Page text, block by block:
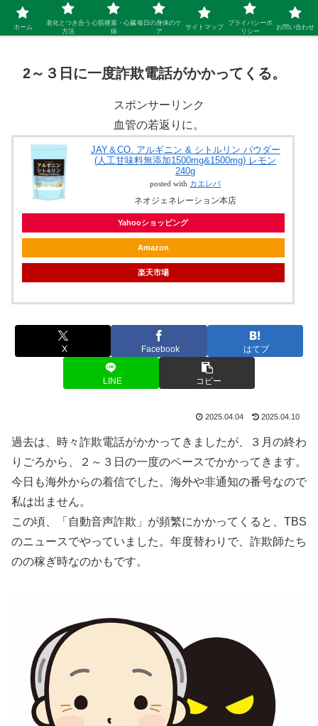
シニア 新しい人生を開拓するブログ
2～３日に一度詐欺電話がかかってくる。
スポンサーリンク
血管の若返りに。
JAY＆CO. アルギニン & シトルリン パウダー
(人工甘味料無添加1500mg&1500mg) レモン
240g
posted with カエレバ
ネオジェネレーション本店
Yahooショッピング
Amazon
楽天市場
X Facebook はてブ
LINE コピー
2025.04.04 2025.04.10
過去は、時々詐欺電話がかかってきましたが、３月の終わ
りごろから、２～３日の一度のペースでかかってきます。
今日も海外からの着信でした。海外や非通知の番号なので
私は出ません。
この頃、「自動音声詐欺」が頻繁にかかってくると、TBS
のニュースでやっていました。年度替わりで、詐欺師たち
のの稼ぎ時なのかもです。
ホーム
老化とつき合う
方法
心筋梗塞・心臓
病
毎日の身体のケ
ア
サイトマップ
プライバシーポ
リシー
お問い合わせ